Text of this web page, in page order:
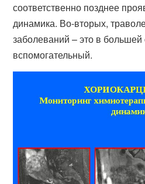
соответственно позднее
динамика. Во-вторых,
заболеваний – это в большей
вспомогательный.